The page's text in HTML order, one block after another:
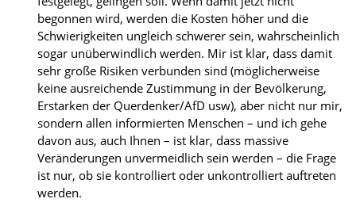
begonnen wird, werden die Kosten höher und die
Schwierigkeiten ungleich schwerer sein, wahrscheinlich
sogar unüberwindlich werden. Mir ist klar, dass damit
sehr große Risiken verbunden sind (möglicherweise
keine ausreichende Zustimmung in der Bevölkerung,
Erstarken der Querdenker/AfD usw), aber nicht nur mir,
sondern allen informierten Menschen – und ich gehe
davon aus, auch Ihnen – ist klar, dass massive
Veränderungen unvermeidlich sein werden – die Frage
ist nur, ob sie kontrolliert oder unkontrolliert auftreten
werden.